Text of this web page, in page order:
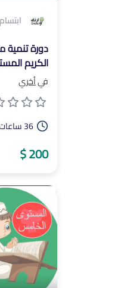
دورة تنمية
الكريم
فيأخري
36 ساعات
200 $